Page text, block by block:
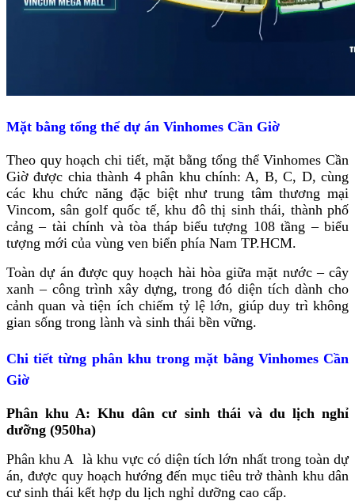
Mặt bằng tổng thể dự án Vinhomes Cần Giờ
Theo quy hoạch chi tiết, mặt bằng tổng thể Vinhomes Cần
Giờ được chia thành 4 phân khu chính: A, B, C, D, cùng
các khu chức năng đặc biệt như trung tâm thương mại
Vincom, sân golf quốc tế, khu đô thị sinh thái, thành phố
cảng – tài chính và tòa tháp biểu tượng 108 tầng – biểu
tượng mới của vùng ven biển phía Nam TP.HCM.
Toàn dự án được quy hoạch hài hòa giữa mặt nước – cây
xanh – công trình xây dựng, trong đó diện tích dành cho
cảnh quan và tiện ích chiếm tỷ lệ lớn, giúp duy trì không
gian sống trong lành và sinh thái bền vững.
Chi tiết từng phân khu trong mặt bằng Vinhomes Cần
Giờ
Phân khu A: Khu dân cư sinh thái và du lịch nghỉ
dưỡng (950ha)
Phân khu A là khu vực có diện tích lớn nhất trong toàn dự
án, được quy hoạch hướng đến mục tiêu trở thành khu dân
cư sinh thái kết hợp du lịch nghỉ dưỡng cao cấp.